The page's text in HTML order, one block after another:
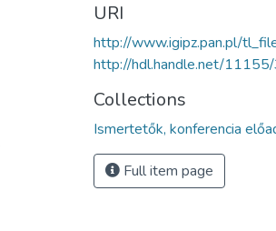
URI
http://www.igipz.pan.pl/
http://hdl.handle.net/
Collections
Ismertetők, konferencia
Full item page